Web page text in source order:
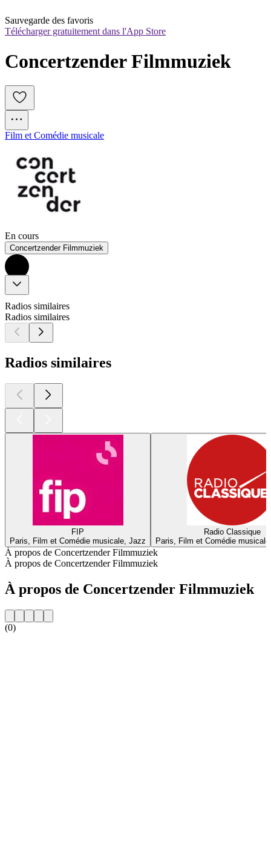
Sauvegarde des favoris
Télécharger gratuitement dans l'App Store
Concertzender Filmmuziek
Film et Comédie musicale
En cours
Concertzender Filmmuziek
Radios similaires
Radios similaires
Radios similaires
FIP
Paris, Film et Comédie musicale, Jazz
Radio Classique
Paris, Film et Comédie
À propos de Concertzender Filmmuziek
À propos de Concertzender Filmmuziek
À propos de Concertzender Filmmuziek
(0)